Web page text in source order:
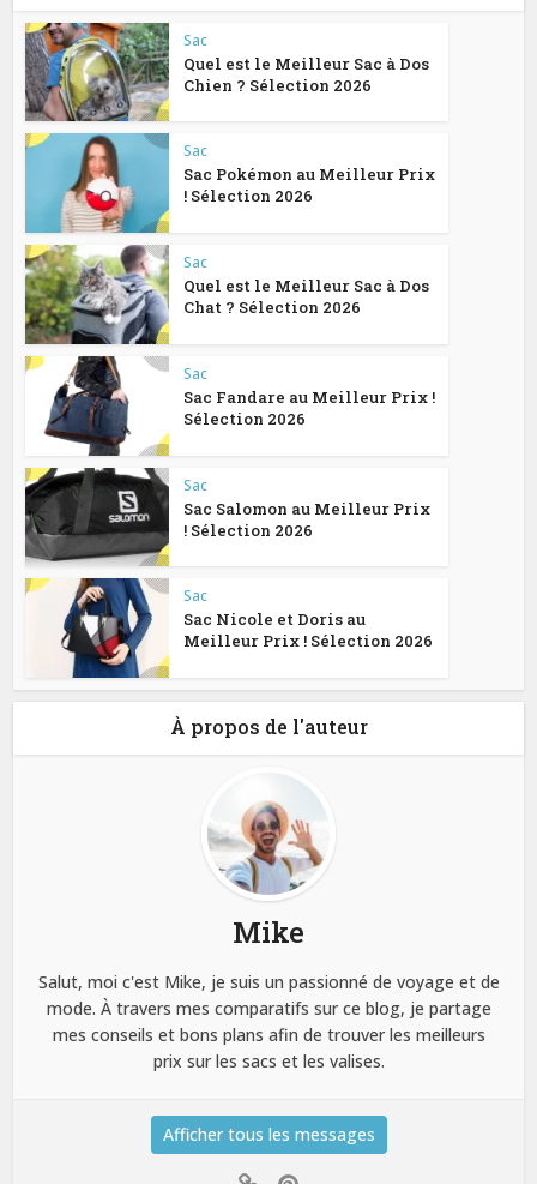
Sac
Quel est le Meilleur Sac à Dos
Chien ? Sélection 2026
Sac
Sac Pokémon au Meilleur Prix
! Sélection 2026
Sac
Quel est le Meilleur Sac à Dos
Chat ? Sélection 2026
Sac
Sac Fandare au Meilleur Prix !
Sélection 2026
Sac
Sac Salomon au Meilleur Prix
! Sélection 2026
Sac
Sac Nicole et Doris au
Meilleur Prix ! Sélection 2026
À propos de l'auteur
Mike
Salut, moi c'est Mike, je suis un passionné de voyage et de
mode. À travers mes comparatifs sur ce blog, je partage
mes conseils et bons plans afin de trouver les meilleurs
prix sur les sacs et les valises.
Afficher tous les messages